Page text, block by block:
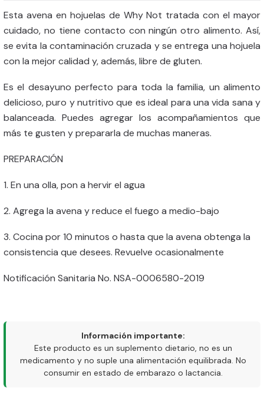
Esta avena en hojuelas de Why Not tratada con el mayor
cuidado, no tiene contacto con ningún otro alimento. Así,
se evita la contaminación cruzada y se entrega una hojuela
con la mejor calidad y, además, libre de gluten.
Es el desayuno perfecto para toda la familia, un alimento
delicioso, puro y nutritivo que es ideal para una vida sana y
balanceada. Puedes agregar los acompañamientos que
más te gusten y prepararla de muchas maneras.
PREPARACIÓN
1. En una olla, pon a hervir el agua
2. Agrega la avena y reduce el fuego a medio-bajo
3. Cocina por 10 minutos o hasta que la avena obtenga la
consistencia que desees. Revuelve ocasionalmente
Notificación Sanitaria No. NSA-0006580-2019
Información importante:
Este producto es un suplemento dietario, no es un
medicamento y no suple una alimentación equilibrada. No
consumir en estado de embarazo o lactancia.